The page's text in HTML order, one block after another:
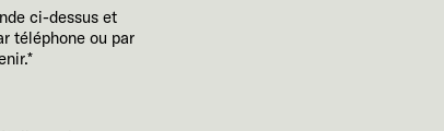
ci-dessus et
téléphone ou par